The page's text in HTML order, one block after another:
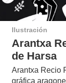
Ilustración
Arantxa
de Harsa
Arantxa Recio
gráfica